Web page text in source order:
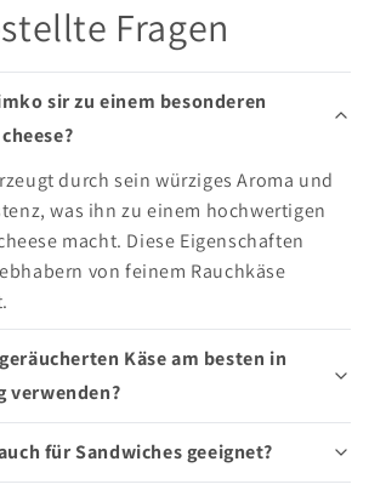
Fragen
sir zu einem besonderen
durch sein würziges Aroma und
was ihn zu einem hochwertigen
macht. Diese Eigenschaften
von feinem Rauchkäse
Käse am besten in
verwenden?
für Sandwiches geeignet?